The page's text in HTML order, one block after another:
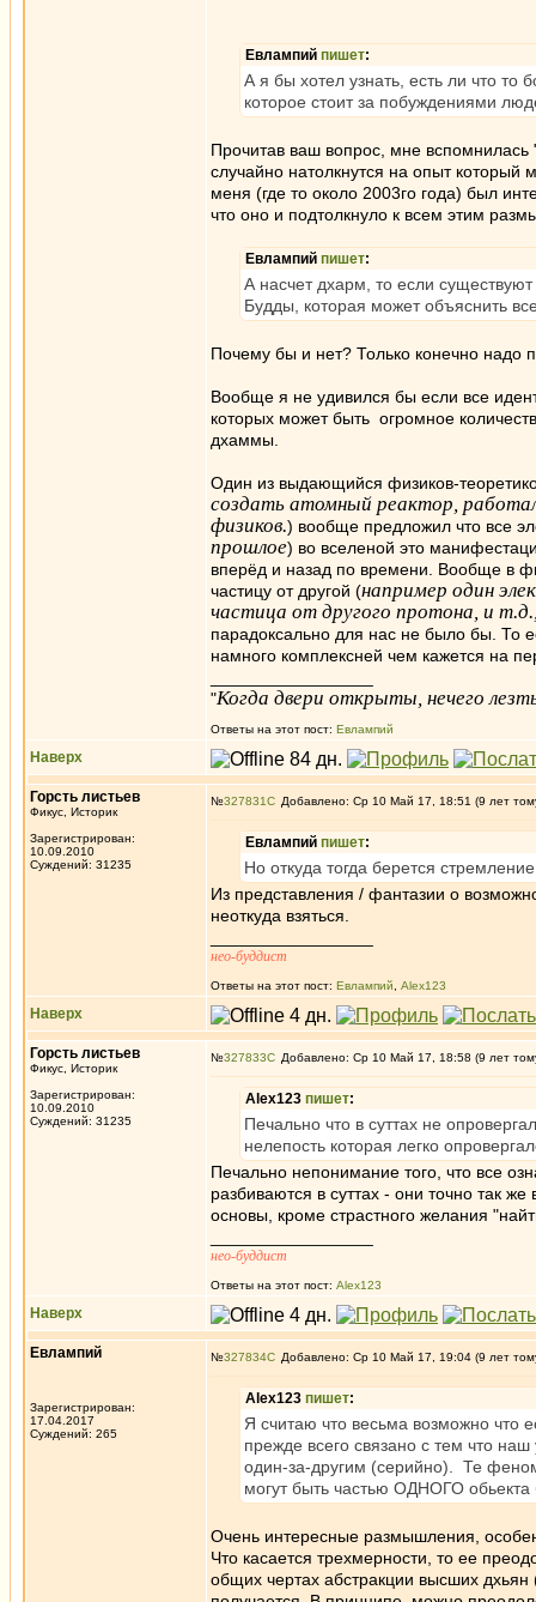
Евлампий пишет:
А я бы хотел узнать, есть ли что то
которое стоит за побуждениями
Прочитав ваш вопрос, мне
случайно натолкнутся на опыт
меня (где то около 2003го года) был
что оно и подтолкнуло к всем этим
Евлампий пишет:
А насчет дхарм, то если
Будды, которая может объяснить
Почему бы и нет? Только конечно
Вообще я не удивился бы если все
которых может быть огромное
дхаммы.
Один из выдающийся физиков-
создать атомный реактор,
физиков.) вообще предложил что всe
прошлое) во вселеной это
вперёд и назад по времени. Вообще в
частицу от другой (например один
частица от другого протона, и
парадоксально для нас не было бы. То
намного комплексней чем кажется на
"Когда двери открыты, нечего
Ответы на этот пост: Евлампий
Наверх
Горсть листьев
Фикус, Историк
Зарегистрирован:
10.09.2010
Суждений: 31235
№327831 Добавлено: Ср 10 Май 17, 18:51 (9 лет
Евлампий пишет:
Но откуда тогда берется
Из представления / фантазии о
неоткуда взяться.
нео-буддист
Ответы на этот пост: Евлампий Alex123
Наверх
Горсть листьев
Фикус, Историк
Зарегистрирован:
10.09.2010
Суждений: 31235
№327833 Добавлено: Ср 10 Май 17, 18:58 (9 лет
Alex123 пишет:
Печально что в суттах не
нелепость которая легко
Печально непонимание того, что все
разбиваются в суттах - они точно так
основы, кроме страстного желания
нео-буддист
Ответы на этот пост: Alex123
Наверх
Евлампий
Зарегистрирован:
17.04.2017
Суждений: 265
№327834 Добавлено: Ср 10 Май 17, 19:04 (9 лет
Alex123 пишет:
Я считаю что весьма возможно
прежде всего связано с тем что
один-за-другим (серийно). Те
могут быть частью ОДНОГО
Очень интересные размышления,
Что касается трехмерности, то ее
общих чертах абстракции высших дхьян